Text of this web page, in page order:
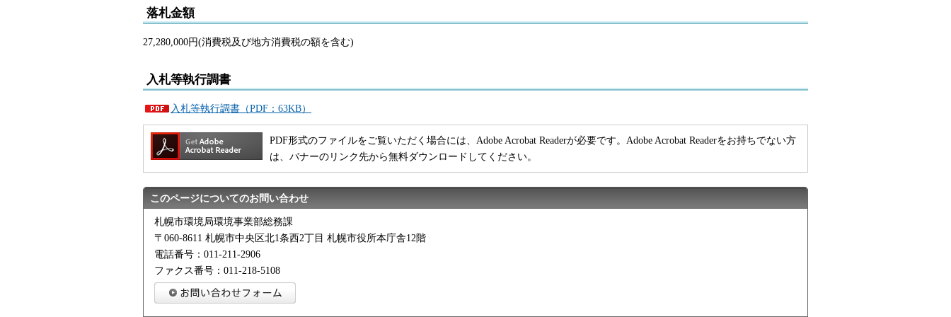
落札金額
27,280,000円(消費税及び地方消費税の額を含む)
入札等執行調書
入札等執行調書（PDF：63KB）
PDF形式のファイルをご覧いただく場合には、Adobe Acrobat Readerが必要です。Adobe Acrobat Readerをお持ちでない方
は、バナーのリンク先から無料ダウンロードしてください。
このページについてのお問い合わせ
札幌市環境局環境事業部総務課
〒060-8611 札幌市中央区北1条西2丁目 札幌市役所本庁舎12階
電話番号：011-211-2906
ファクス番号：011-218-5108